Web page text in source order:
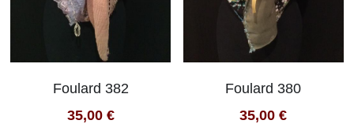
Foulard 382
35,00 €
Foulard 380
35,00 €